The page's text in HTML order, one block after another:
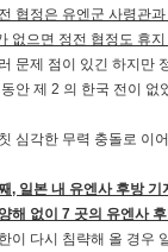
협정은 유엔군 사령관
없으면 정전 협정도 휴
문제 점이 있긴 하지만
안 제 2 의 한국 전이 없
심각한 무력 충돌로 이
, 일본 내 유엔사 후방
해 없이 7 곳의 유엔사
이 다시 침략해 올 경우